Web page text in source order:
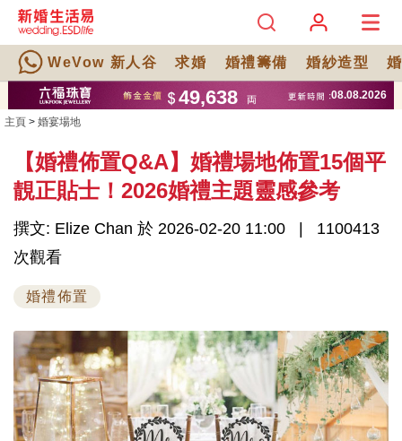
WeVow 新人谷 求婚 婚禮籌備 婚紗造型
主頁 > 婚宴場地
【婚禮佈置Q&A】婚禮場地佈置15個平
靚正貼士！2026婚禮主題靈感參考
撰文: Elize Chan 於 2026-02-20 11:00
1100413
次觀看
婚禮佈置